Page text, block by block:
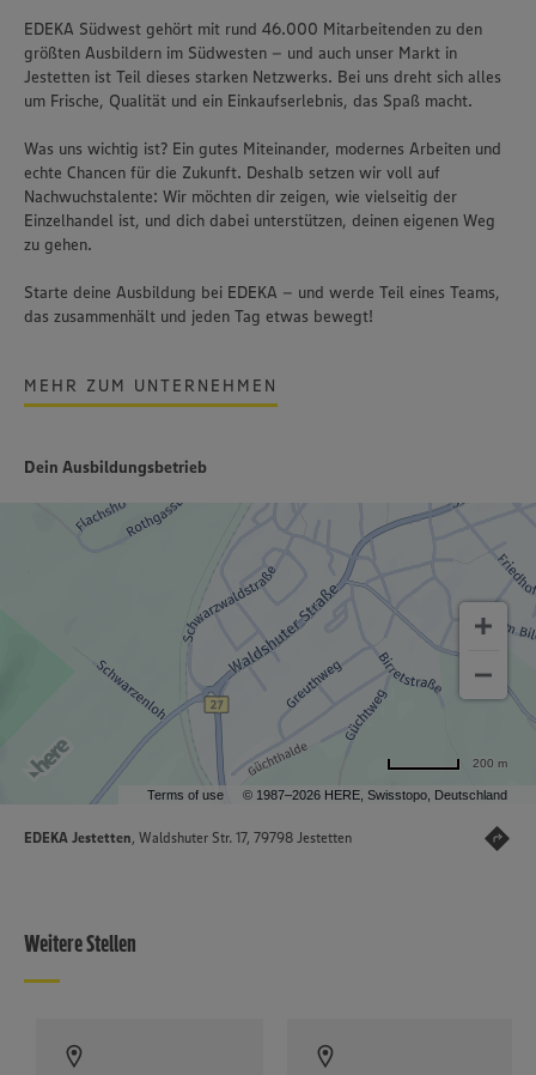
EDEKA Südwest gehört mit rund 46.000 Mitarbeitenden zu den
größten Ausbildern im Südwesten – und auch unser Markt in
Jestetten ist Teil dieses starken Netzwerks. Bei uns dreht sich alles
um Frische, Qualität und ein Einkaufserlebnis, das Spaß macht.
Was uns wichtig ist? Ein gutes Miteinander, modernes Arbeiten und
echte Chancen für die Zukunft. Deshalb setzen wir voll auf
Nachwuchstalente: Wir möchten dir zeigen, wie vielseitig der
Einzelhandel ist, und dich dabei unterstützen, deinen eigenen Weg
zu gehen.
Starte deine Ausbildung bei EDEKA – und werde Teil eines Teams,
das zusammenhält und jeden Tag etwas bewegt!
MEHR ZUM UNTERNEHMEN
Dein Ausbildungsbetrieb
Terms of use © 1987–2026 HERE, Swisstopo, Deutschland
200 m
EDEKA Jestetten, Waldshuter Str. 17, 79798 Jestetten
Weitere Stellen